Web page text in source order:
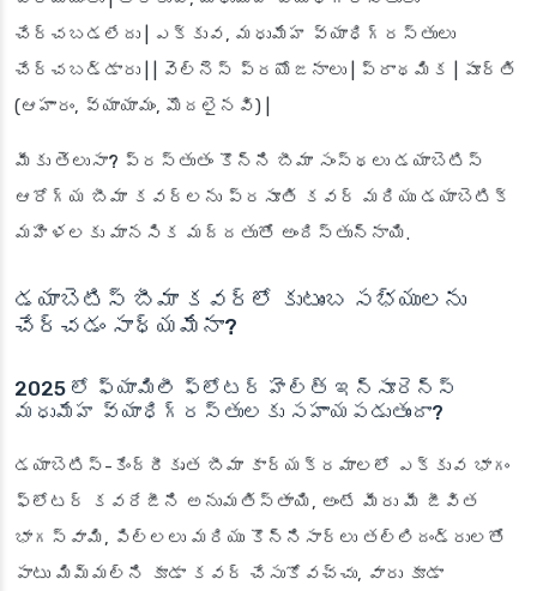
చేర్చబడలేదు | ఎక్కువ, మధుమేహ వ్యాధిగ్రస్తులు
చేర్చబడ్డారు | | వెల్నెస్ ప్రయోజనాలు | ప్రాథమిక | పూర్తి
(ఆహారం, వ్యాయామం, మొదలైనవి) |
మీకు తెలుసా? ప్రస్తుతం కొన్ని బీమా సంస్థలు డయాబెటిస్
ఆరోగ్య బీమా కవర్లను ప్రసూతి కవర్ మరియు డయాబెటిక్
మహిళలకు మానసిక మద్దతుతో అందిస్తున్నాయి.
డయాబెటిస్ బీమా కవర్‌లో కుటుంబ సభ్యులను
చేర్చడం సాధ్యమేనా?
2025 లో ఫ్యామిలీ ఫ్లోటర్ హెల్త్ ఇన్సూరెన్స్
మధుమేహ వ్యాధిగ్రస్తులకు సహాయపడుతుందా?
డయాబెటిస్-కేంద్రీకృత బీమా కార్యక్రమాలలో ఎక్కువ భాగం
ఫ్లోటర్ కవరేజీని అనుమతిస్తాయి, అంటే మీరు మీ జీవిత
భాగస్వామి, పిల్లలు మరియు కొన్నిసార్లు తల్లిదండ్రులతో
పాటు మిమ్మల్ని కూడా కవర్ చేసుకోవచ్చు, వారు కూడా